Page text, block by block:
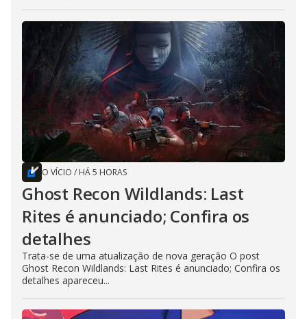
O VÍCIO / HÁ 5 HORAS
Ghost Recon Wildlands: Last
Rites é anunciado; Confira os
detalhes
Trata-se de uma atualização de nova geração O post
Ghost Recon Wildlands: Last Rites é anunciado; Confira os
detalhes apareceu...